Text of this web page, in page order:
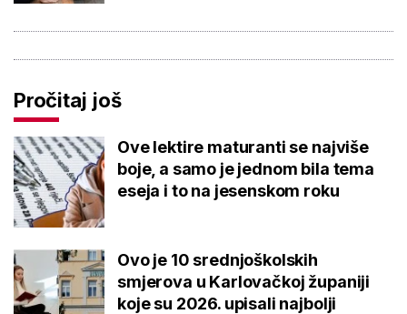
Pročitaj još
Ove lektire maturanti se najviše
boje, a samo je jednom bila tema
eseja i to na jesenskom roku
Ovo je 10 srednjoškolskih
smjerova u Karlovačkoj županiji
koje su 2026. upisali najbolji